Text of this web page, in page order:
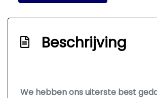
Overige
Anti blokkeer systeem
Bluetooth
Beschrijving
We hebben ons uiterste best